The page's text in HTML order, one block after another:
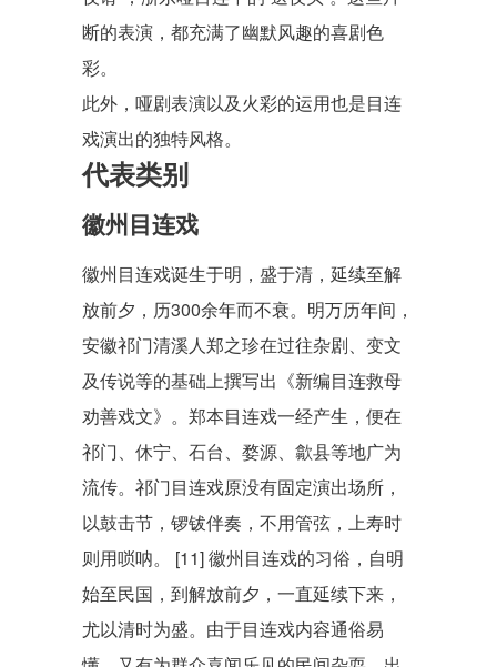
断的表演，都充满了幽默风趣的喜剧色
彩。
此外，哑剧表演以及火彩的运用也是目连
戏演出的独特风格。
代表类别
徽州目连戏
徽州目连戏诞生于明，盛于清，延续至解
放前夕，历300余年而不衰。明万历年间，
安徽祁门清溪人郑之珍在过往杂剧、变文
及传说等的基础上撰写出《新编目连救母
劝善戏文》。郑本目连戏一经产生，便在
祁门、 休宁 、石台、婺源、 歙县等地广为
流传。祁门目连戏原没有固定演出场所，
以鼓击节，锣钹伴奏，不用管弦，上寿时
则用唢呐。 [11]徽州目连戏的习俗，自明
始至民国，到解放前夕，一直延续下来，
尤以清时为盛。由于目连戏内容通俗易